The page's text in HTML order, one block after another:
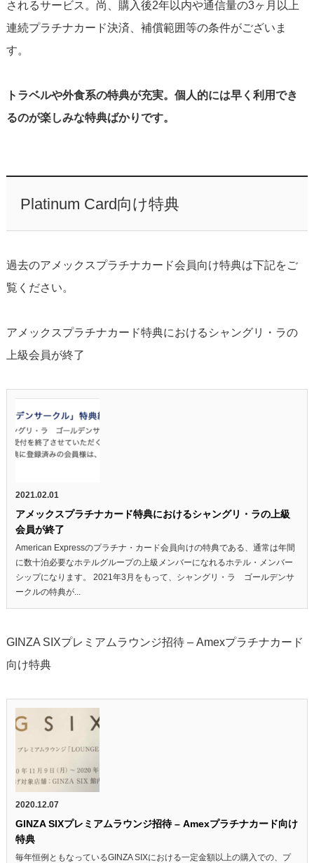
されるサービス。尚、購入後2年以内や通信量の3ヶ月以上
連続プラチナカード決済、補償範囲等の条件がございま
す。
トラベルや外食系の特典が充実。個人的には早く利用でき
るのが楽しみな特典ばかりです。
Platinum Card向け特典
過去のアメックスプラチナカード会員向け特典は下記をご
覧ください。
アメックスプラチナカード特典におけるシャングリ・ラの
上級会員が終了
2021.02.01
アメックスプラチナカード特典におけるシャングリ・ラの上級
会員が終了
American Expressのプラチナ・カード会員向けの特典である、通常は年間
に数十泊必要なホテルグループの上級メンバーになれるホテル・メンバー
シップになります。 2021年3月をもって、シャングリ・ラ ゴールデンサ
ークルの特典が...
GINZA SIXプレミアムラウンジ招待 – Amexプラチナカード
向け特典
2020.12.07
GINZA SIXプレミアムラウンジ招待 – Amexプラチナカード向け
特典
毎年恒例ともなっているGINZA SIXにおける一定金額以上の購入での、プ